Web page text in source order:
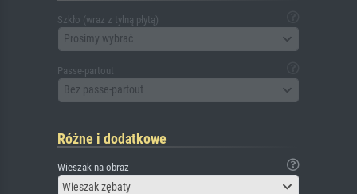
Szkło (wraz z tylną płytą)
Prosimy wybrać
Passe-partout
Bez passe-partout
Różne i dodatkowe
Wieszak na obraz
Wieszak zębaty